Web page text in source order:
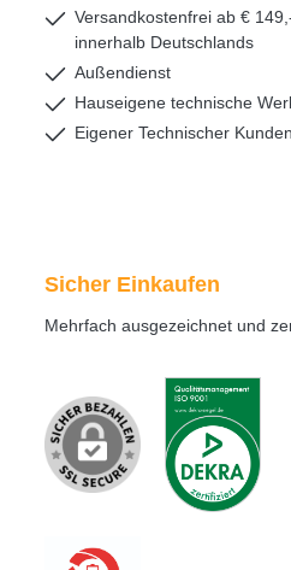
Versandkostenfrei ab €
innerhalb Deutschlands
Außendienst
Hauseigene technische
Eigener Technischer
Sicher Einkaufen
Mehrfach ausgezeichnet und